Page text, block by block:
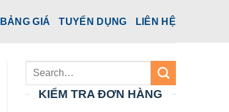
BẢNG GIÁ TUYỂN DỤNG LIÊN HỆ
KIỂM TRA ĐƠN HÀNG